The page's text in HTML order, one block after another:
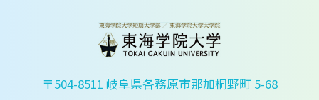
〒504-8511 岐阜県各務原市那加桐野町 5-68